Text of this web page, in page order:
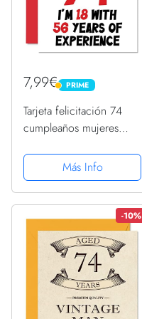
7,99€ PRIME
PRIME
Tarjeta felicitación 74
cumpleaños mujeres
con 56 años
experiencia, divertida
tarjeta felicitación setenta
papá...
Más Info
-10%